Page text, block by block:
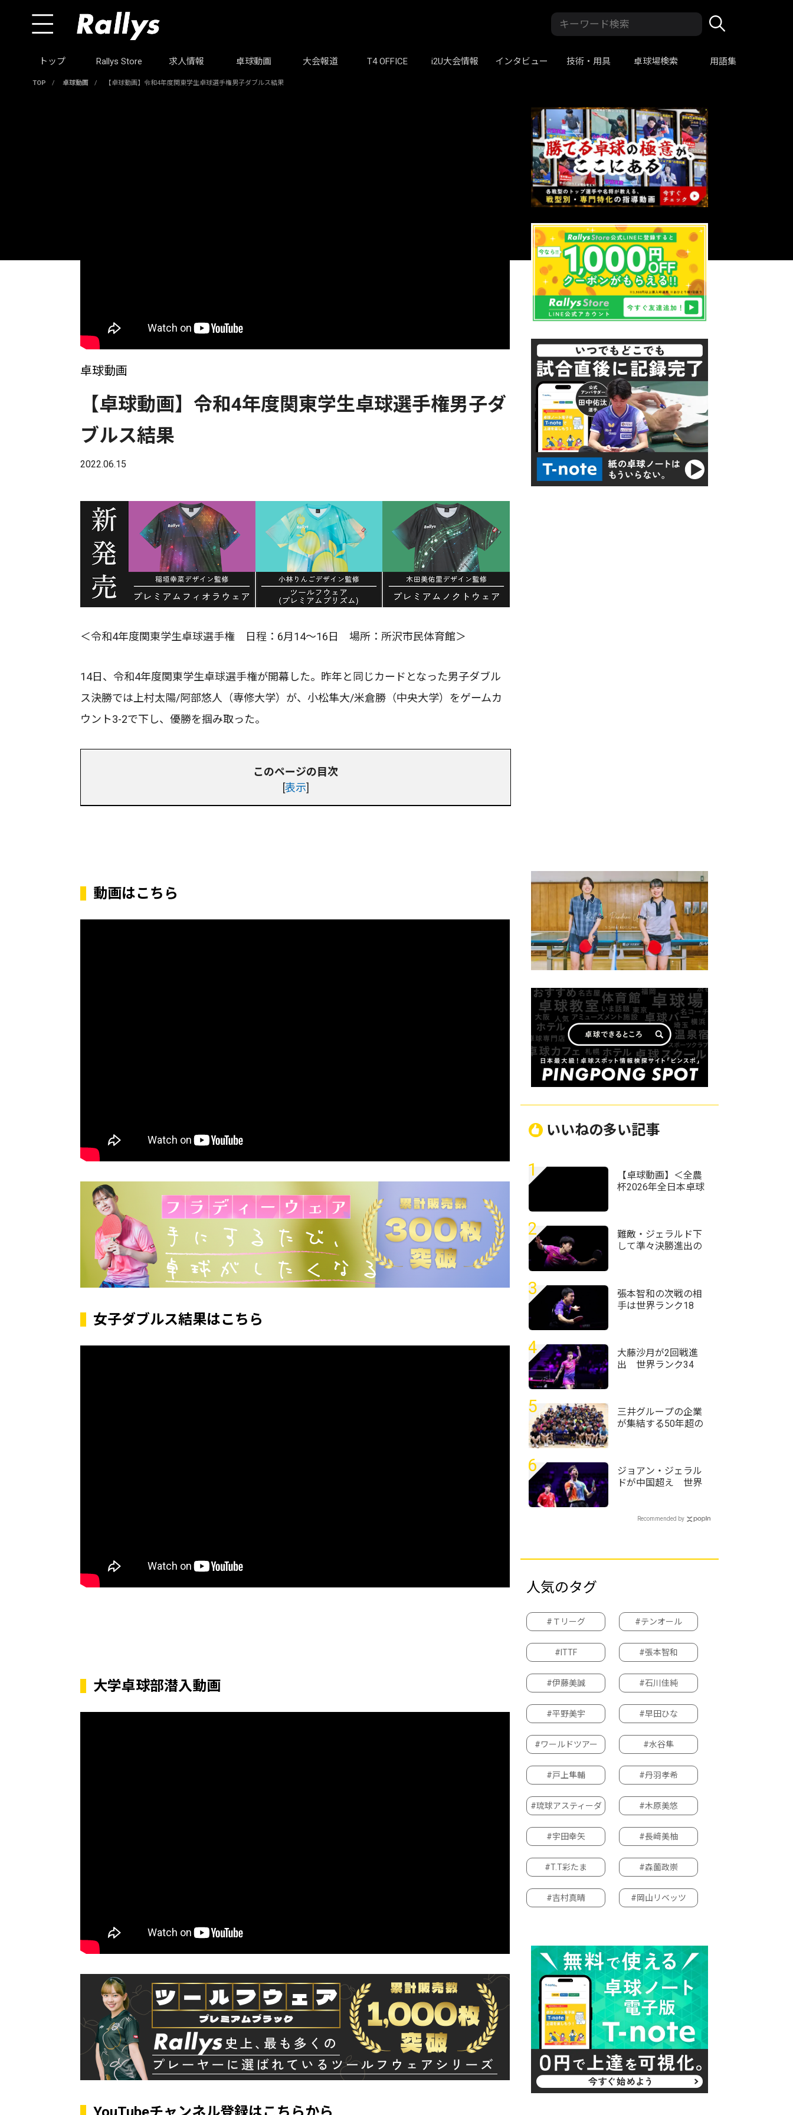
トップ Rallys Store 求人情報 卓球動画 大会報道 T4 OFFICE i2U大会情報 インタビュー 技術・用具 卓球場検索 用語集
TOP / 卓球動画 / 【卓球動画】令和4年度関東学生卓球選手権男子ダブルス結果
卓球動画
【卓球動画】令和4年度関東学生卓球選手権男子ダ
ブルス結果
2022.06.15
＜令和4年度関東学生卓球選手権 日程：6月14～16日 場所：所沢市民体育館＞
14日、令和4年度関東学生卓球選手権が開幕した。昨年と同じカードとなった男子ダブル
ス決勝では上村太陽/阿部悠人（専修大学）が、小松隼大/米倉勝（中央大学）をゲームカ
ウント3-2で下し、優勝を掴み取った。
このページの目次
[表示]
動画はこちら
女子ダブルス結果はこちら
大学卓球部潜入動画
いいねの多い記事
1
【卓球動画】＜全農
杯2026年全日本卓球
2
難敵・ジェラルド下
して準々決勝進出の
チャンピオンズ横浜
2026＞
3
張本智和の次戦の相
手は世界ランク18
WTTチャンピオンズ
横浜2026＞
4
大藤沙月が2回戦進
出 世界ランク34
ャンピオンズ横浜
2026＞
5
三井グループの企業
が集結する50年超の
球・オール三井2026
＞
6
ジョアン・ジェラル
ドが中国超え 世界
チャンピオンズ横浜
Recommended by
人気のタグ
#Ｔリーグ #テンオール
#ITTF #張本智和
#伊藤美誠 #石川佳純
#平野美宇 #早田ひな
#ワールドツアー #水谷隼
#戸上隼輔 #丹羽孝希
#琉球アスティーダ #木原美悠
#宇田幸矢 #長﨑美柚
#T.T彩たま #森薗政崇
#吉村真晴 #岡山リベッツ